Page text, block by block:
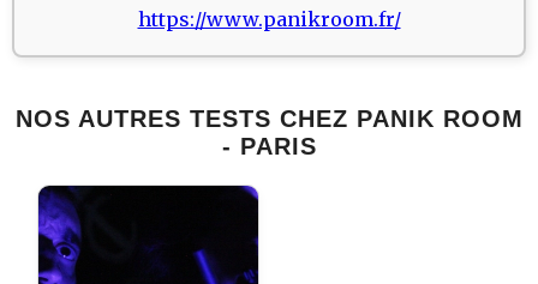
https://www.panikroom.fr/
NOS AUTRES TESTS CHEZ PANIK ROOM
- PARIS